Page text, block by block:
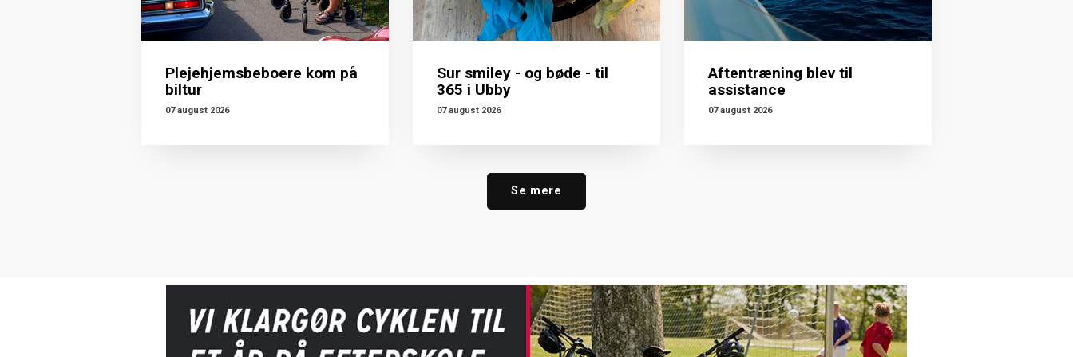
Plejehjemsbeboere kom på
biltur
07 august 2026
Sur smiley - og bøde - til
365 i Ubby
07 august 2026
Aftentræning blev til
assistance
07 august 2026
Se mere